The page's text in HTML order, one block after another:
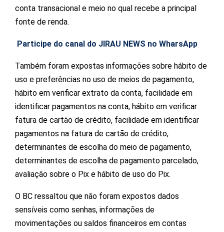
conta transacional e meio no qual recebe a principal
fonte de renda.
Participe do canal do JIRAU NEWS no WharsApp
Também foram expostas informações sobre hábito de
uso e preferências no uso de meios de pagamento,
hábito em verificar extrato da conta, facilidade em
identificar pagamentos na conta, hábito em verificar
fatura de cartão de crédito, facilidade em identificar
pagamentos na fatura de cartão de crédito,
determinantes de escolha do meio de pagamento,
determinantes de escolha de pagamento parcelado,
avaliação sobre o Pix e hábito de uso do Pix.
O BC ressaltou que não foram expostos dados
sensíveis como senhas, informações de
movimentações ou saldos financeiros em contas